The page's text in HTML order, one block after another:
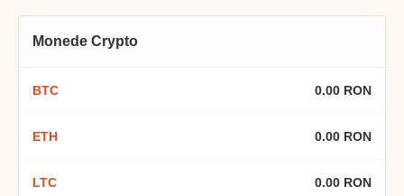
mai repede
Monede Crypto
BTC 0.00 RON
ETH 0.00 RON
LTC 0.00 RON